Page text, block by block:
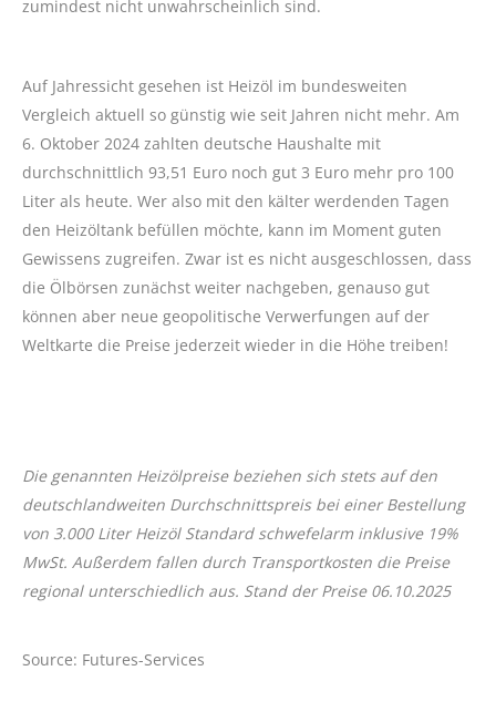
zumindest nicht unwahrscheinlich sind.
Auf Jahressicht gesehen ist Heizöl im bundesweiten
Vergleich aktuell so günstig wie seit Jahren nicht mehr. Am
6. Oktober 2024 zahlten deutsche Haushalte mit
durchschnittlich 93,51 Euro noch gut 3 Euro mehr pro 100
Liter als heute. Wer also mit den kälter werdenden Tagen
den Heizöltank befüllen möchte, kann im Moment guten
Gewissens zugreifen. Zwar ist es nicht ausgeschlossen, dass
die Ölbörsen zunächst weiter nachgeben, genauso gut
können aber neue geopolitische Verwerfungen auf der
Weltkarte die Preise jederzeit wieder in die Höhe treiben!
Die genannten Heizölpreise beziehen sich stets auf den
deutschlandweiten Durchschnittspreis bei einer Bestellung
von 3.000 Liter Heizöl Standard schwefelarm inklusive 19%
MwSt. Außerdem fallen durch Transportkosten die Preise
regional unterschiedlich aus. Stand der Preise 06.10.2025
Source: Futures-Services